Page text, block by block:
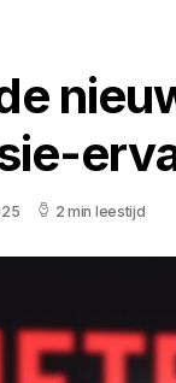
2 min leestijd